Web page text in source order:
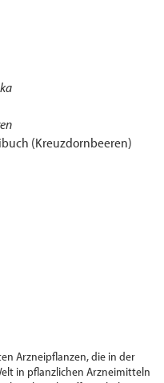
(Kreuzdornbeeren)
Arznei­pflanzen, die in der
in pflanzlichen Arznei­mitteln